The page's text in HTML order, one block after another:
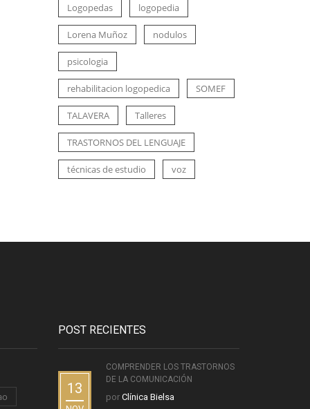
Logopedas logopedia
Lorena Muñoz nodulos
psicologia
rehabilitacion logopedica SOMEF
TALAVERA Talleres
TRASTORNOS DEL LENGUAJE
técnicas de estudio voz
POST RECIENTES
13
COMPRENDER LOS TRASTORNOS
DE LA COMUNICACIÓN
por Clínica Bielsa